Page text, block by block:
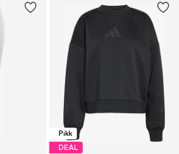
Pikk
DEAL